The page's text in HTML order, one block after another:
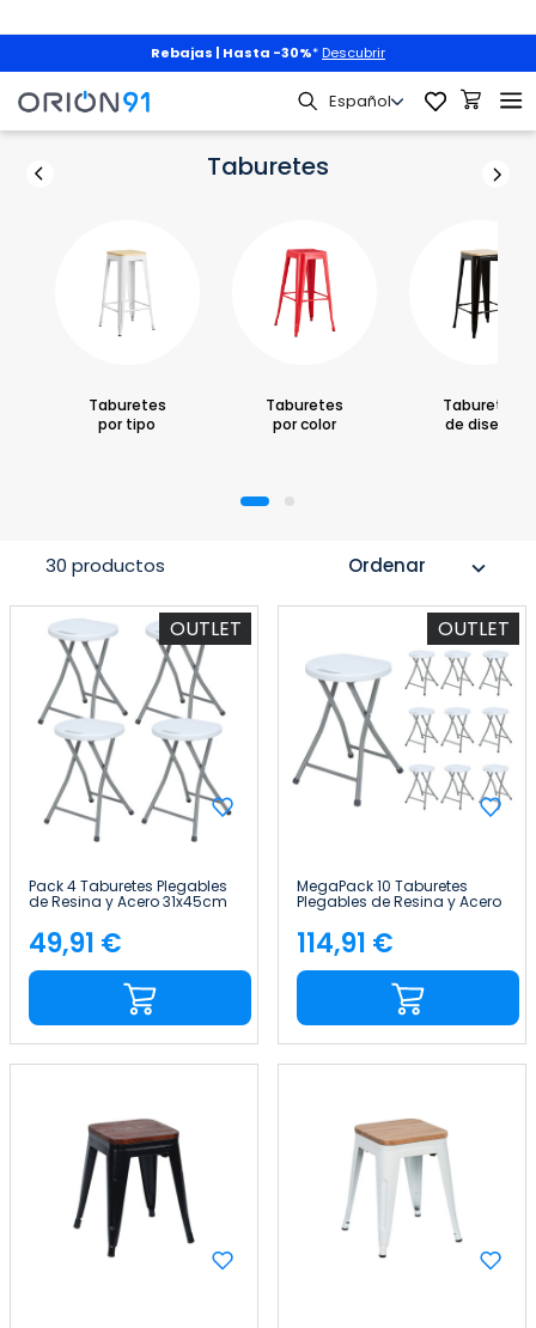
Mascotas|3x2 + envío gratisconPET3X2|
Mobiliario Taburetes
Taburetes
Taburetes
por tipo
Taburetes
por color
Taburetes
de diseño
1
Ordenar expand_more
30 productos
OUTLET
Pack 4 Taburetes Plegables
de Resina y Acero 31x45cm
Blancos 7house
Precio
49,91 €
OUTLET
MegaPack 10 Taburetes
Plegables de Resina y Acero
31x45cm Blancos 7house
Precio
114,91 €